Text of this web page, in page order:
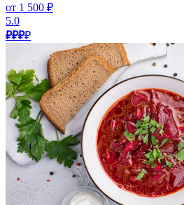
от 1 500 ₽
5.0
₽₽₽₽